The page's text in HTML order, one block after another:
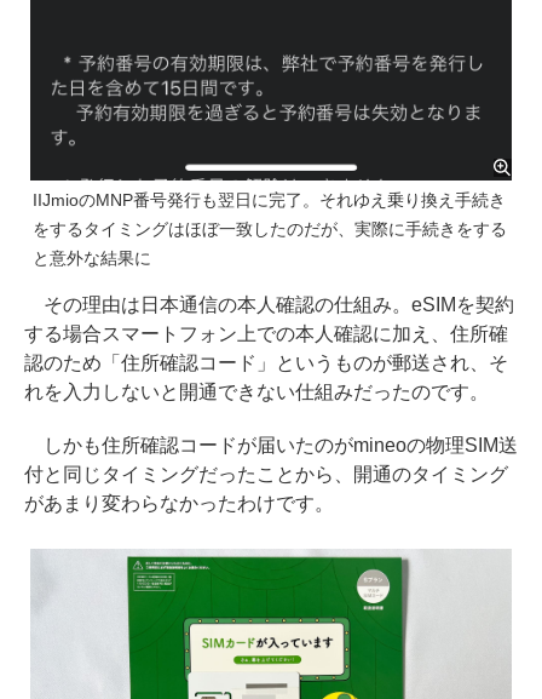
IIJmioのMNP番号発行も翌日に完了。それゆえ乗り換え手続き
をするタイミングはほぼ一致したのだが、実際に手続きをする
と意外な結果に
その理由は日本通信の本人確認の仕組み。eSIMを契約
する場合スマートフォン上での本人確認に加え、住所確
認のため「住所確認コード」というものが郵送され、そ
れを入力しないと開通できない仕組みだったのです。
しかも住所確認コードが届いたのがmineoの物理SIM送
付と同じタイミングだったことから、開通のタイミング
があまり変わらなかったわけです。